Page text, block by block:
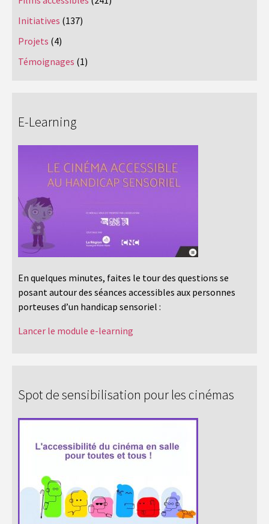
Initiatives (137)
Projets (4)
Témoignages (1)
E-Learning
En quelques minutes, faites le tour des questions se
posant autour des séances accessibles aux personnes
porteuses d’un handicap sensoriel :
Lancer le module e-learning
Spot de sensibilisation pour les cinémas